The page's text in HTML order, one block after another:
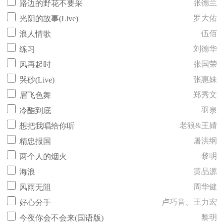
路边的野花不要采
张德兰
光阴的故事(Live)
罗大佑
浪人情歌
伍佰
练习
刘德华
风再起时
张国荣
哭砂(Live)
张惠妹
眉飞色舞
郑秀文
冷酷到底
羽泉
想把我唱给你听
老狼&王婧
精忠报国
屠洪纲
两个人的烟火
黎明
海浪
黄品源
风雨无阻
周华健
好心分手
卢巧音、王力宏
今夜你会不会来(国语版)
黎明